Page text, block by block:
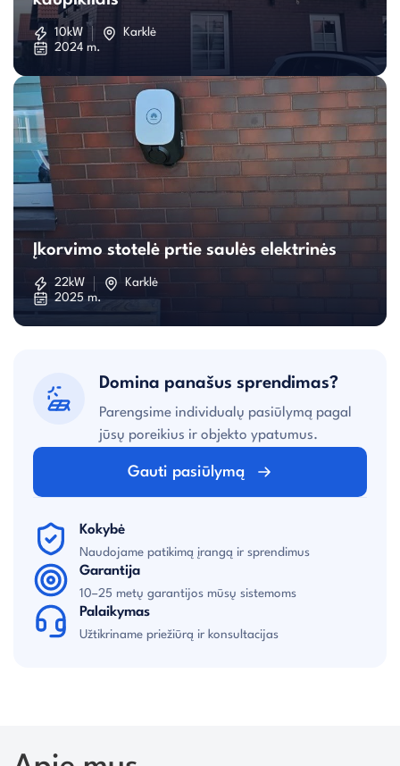
saulės
elektrinė
su
kaupikliais
10kW
Karklė
2024 m.
Įkorvimo
stotelė
Įkorvimo stotelė prtie saulės elektrinės
22kW
Karklė
2025 m.
Domina panašus sprendimas?
Parengsime individualų pasiūlymą pagal
jūsų poreikius ir objekto ypatumus.
Gauti pasiūlymą
Kokybė
Naudojame patikimą įrangą ir sprendimus
Garantija
10–25 metų garantijos mūsų sistemoms
Palaikymas
Užtikriname priežiūrą ir konsultacijas